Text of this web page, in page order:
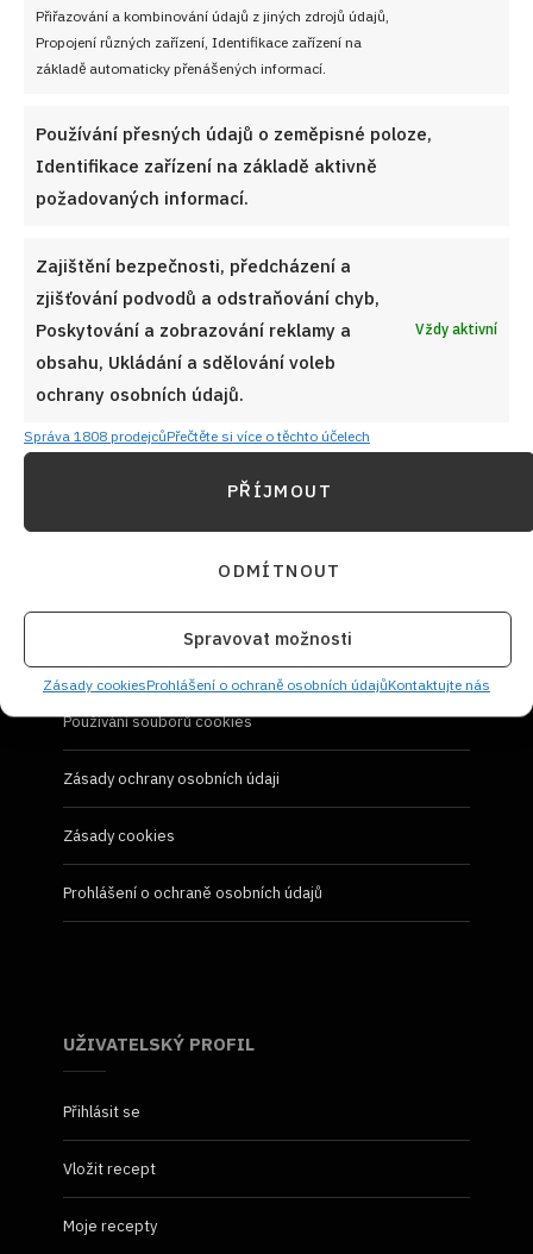
Přiřazování a kombinování údajů z jiných zdrojů údajů,
Propojení různých zařízení, Identifikace zařízení na
základě automaticky přenášených informací.
Používání přesných údajů o zeměpisné poloze,
Identifikace zařízení na základě aktivně
požadovaných informací.
Zajištění bezpečnosti, předcházení a
zjišťování podvodů a odstraňování chyb,
Poskytování a zobrazování reklamy a
obsahu, Ukládání a sdělování voleb
ochrany osobních údajů.
Vždy aktivní
Správa 1808 prodejcůPřečtěte si více o těchto účelech
PŘÍJMOUT
ODMÍTNOUT
Spravovat možnosti
Zásady cookiesProhlášení o ochraně osobních údajůKontaktujte nás
CHCI RECEPTY E-MAILEM
UŽITEČNÉ ODKAZY
Soutěž pro Aktivní kuchaře 2024
Naši kuchaři
O nás
Kontaktujte nás
Používání souborů cookies
Zásady ochrany osobních údaji
Zásady cookies
Prohlášení o ochraně osobních údajů
UŽIVATELSKÝ PROFIL
Přihlásit se
Vložit recept
Moje recepty